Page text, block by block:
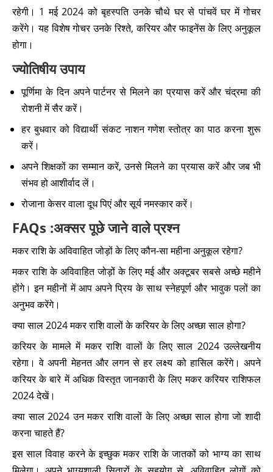
रहेगी। 1 मई 2024 को बृहस्पति उनके चौथे घर से पांचवें घर में गोचर
करेंगे। यह विशेष गोचर उनके रिश्ते, करियर और फाइनेंस के लिए अनुकूल
होगा।
ज्योतिषीय उपाय
पूर्णिमा के दिन अपने पार्टनर से मिलने का प्रयास करें और चंद्रमा की
रोशनी में सैर करें।
हर बुधवार को विद्यार्थी संकट नाशन गणेश स्तोत्र का पाठ करना शुरू
करें।
अपने शिक्षकों का सम्मान करें, उनसे मिलने का प्रयास करें और जब भी
संभव हो आशीर्वाद लें।
रोजाना केसर वाला दूध पिएं और सूर्य नमस्कार करें।
FAQs :अक्सर पूछे जाने वाले प्रश्न
मकर राशि के अविवाहित जोड़ों के लिए कौन-सा महीना अनुकूल रहेगा?
मकर राशि के अविवाहित जोड़ों के लिए मई और अक्टूबर सबसे अच्छे महीने
होंगे। इन महीनों में आप अपने प्रिय के साथ स्नेहपूर्ण और भावुक पलों का
अनुभव करेंगे।
क्या साल 2024 मकर राशि वालों के करियर के लिए अच्छा साल होगा?
करियर के मामले में मकर राशि वालों के लिए साल 2024 उल्लेखनीय
रहेगा। वे अपनी मेहनत और लगन से हर लक्ष्य को हासिल करेंगे। अपने
करियर के बारे में अधिक विस्तृत जानकारी के लिए मकर करियर राशिफल
2024 देखें।
क्या साल 2024 उन मकर राशि वालों के लिए अच्छा साल होगा जो शादी
करना चाहते हैं?
इस साल विवाह करने के इच्छुक मकर राशि के जातकों को भाग्य का साथ